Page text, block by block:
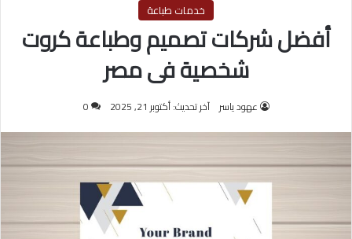
خدمات طباعة
أفضل شركات تصميم وطباعة كروت
شخصية فى مصر
عهود ياسر آخر تحديث: أكتوبر 21, 2025 0